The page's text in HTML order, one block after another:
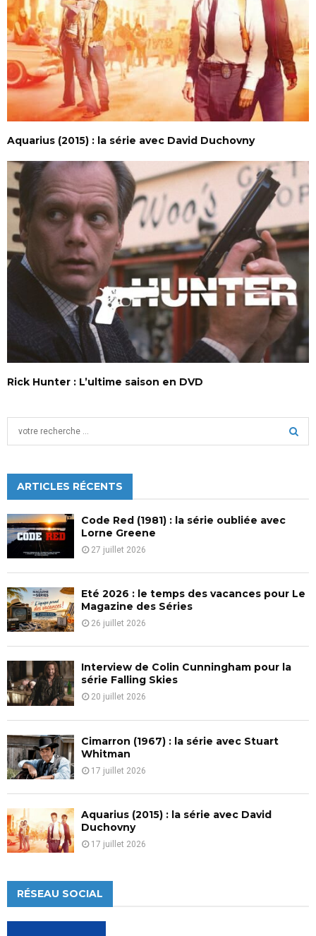
Aquarius (2015) : la série avec David Duchovny
Rick Hunter : L’ultime saison en DVD
h
f
o
r
:
C
H
ARTICLES RÉCENTS
Code Red (1981) : la série oubliée avec
Lorne Greene
27 juillet 2026
Eté 2026 : le temps des vacances pour Le
Magazine des Séries
26 juillet 2026
Interview de Colin Cunningham pour la
série Falling Skies
20 juillet 2026
Cimarron (1967) : la série avec Stuart
Whitman
17 juillet 2026
Aquarius (2015) : la série avec David
Duchovny
17 juillet 2026
RÉSEAU SOCIAL